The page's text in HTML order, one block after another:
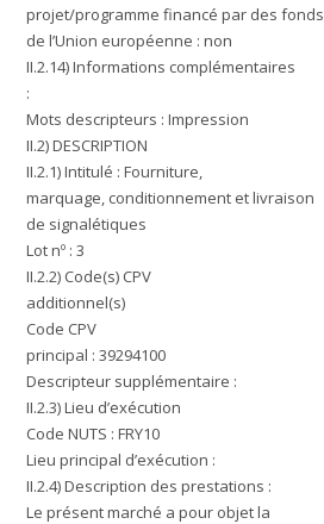
projet/programme financé par des fonds
de l’Union européenne : non
II.2.14) Informations complémentaires
:
Mots descripteurs : Impression
II.2) DESCRIPTION
II.2.1) Intitulé : Fourniture,
marquage, conditionnement et livraison
de signalétiques
Lot nº : 3
II.2.2) Code(s) CPV
additionnel(s)
Code CPV
principal : 39294100
Descripteur supplémentaire :
II.2.3) Lieu d’exécution
Code NUTS : FRY10
Lieu principal d’exécution :
II.2.4) Description des prestations :
Le présent marché a pour objet la